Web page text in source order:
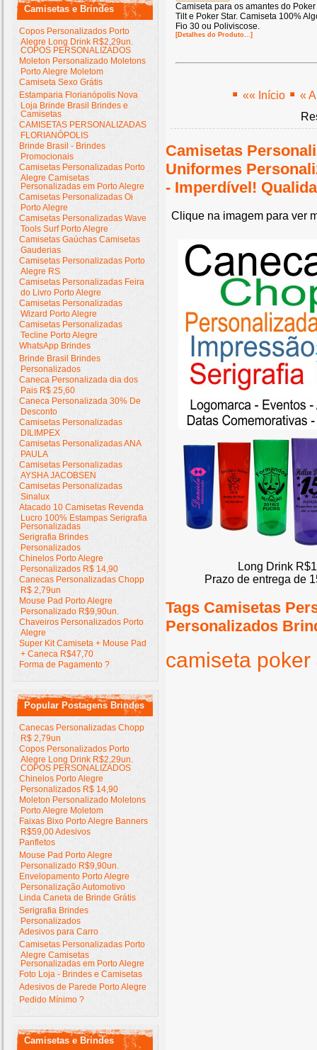
Camisetas e Brindes
Copos Personalizados Porto
Alegre Long Drink R$2,29un.
COPOS PERSONALIZADOS
Moleton Personalizado Moletons
Porto Alegre Moletom
Camiseta Sexo Grátis
Estamparia Florianópolis Nova
Loja Brinde Brasil Brindes e
Camisetas
CAMISETAS PERSONALIZADAS
FLORIANÓPOLIS
Brinde Brasil - Brindes
Promocionais
Camisetas Personalizadas Porto
Alegre Camisetas
Personalizadas em Porto Alegre
Camisetas Personalizadas Oi
Porto Alegre
Camisetas Personalizadas Wave
Tools Surf Porto Alegre
Camisetas Gaúchas Camisetas
Gauderias
Camisetas Personalizadas Porto
Alegre RS
Camisetas Personalizadas Feira
do Livro Porto Alegre
Camisetas Personalizadas
Wizard Porto Alegre
Camisetas Personalizadas
Tecline Porto Alegre
WhatsApp Brindes
Brinde Brasil Brindes
Personalizados
Caneca Personalizada dia dos
Pais R$ 25,60
Caneca Personalizada 30% De
Desconto
Camisetas Personalizadas
DILIMPEX
Camisetas Personalizadas ANA
PAULA
Camisetas Personalizadas
AYSHA JACOBSEN
Camisetas Personalizadas
Sinalux
Atacado 10 Camisetas Revenda
Lucro 100% Estampas Serigrafia
Personalizadas
Serigrafia Brindes
Personalizados
Chinelos Porto Alegre
Personalizados R$ 14,90
Canecas Personalizadas Chopp
R$ 2,79un
Mouse Pad Porto Alegre
Personalizado R$9,90un.
Chaveiros Personalizados Porto
Alegre
Super Kit Camiseta + Mouse Pad
+ Caneca R$47,70
Forma de Pagamento ?
Popular Postagens Brindes
Canecas Personalizadas Chopp
R$ 2,79un
Copos Personalizados Porto
Alegre Long Drink R$2,29un.
COPOS PERSONALIZADOS
Chinelos Porto Alegre
Personalizados R$ 14,90
Moleton Personalizado Moletons
Porto Alegre Moletom
Faixas Bixo Porto Alegre Banners
R$59,00 Adesivos
Panfletos
Mouse Pad Porto Alegre
Personalizado R$9,90un.
Envelopamento Porto Alegre
Personalização Automotivo
Linda Caneta de Brinde Grátis
Serigrafia Brindes
Personalizados
Adesivos para Carro
Camisetas Personalizadas Porto
Alegre Camisetas
Personalizadas em Porto Alegre
Foto Loja - Brindes e Camisetas
Adesivos de Parede Porto Alegre
Pedido Mínimo ?
Camisetas e Brindes
Camiseta para os amantes do Poker
Tilt e Poker Star. Camiseta 100%
Fio 30 ou Poliviscose.
[Detalhes do Produto...]
«« Início
«
Camisetas
Uniformes
- Imperdível!
Clique na imagem para ver
Long Drink
Prazo de entrega de
Tags Camisetas
Personalizados
camiseta poker